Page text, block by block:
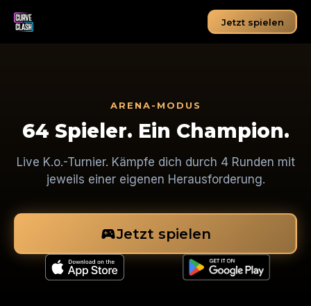
Jetzt spielen
ARENA-MODUS
64 Spieler. Ein Champion.
Live K.o.-Turnier. Kämpfe dich durch 4 Runden mit
jeweils einer eigenen Herausforderung.
sports_esportsJetzt spielen